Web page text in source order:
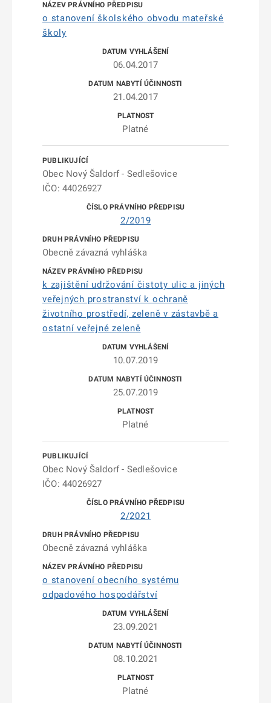
o stanovení školského obvodu mateřské
školy
06.04.2017
21.04.2017
Platné
Obec Nový Šaldorf - Sedlešovice
IČO: 44026927
2/2019
Obecně závazná vyhláška
k zajištění udržování čistoty ulic a jiných
veřejných prostranství k ochraně
životního prostředí, zeleně v zástavbě a
ostatní veřejné zeleně
10.07.2019
25.07.2019
Platné
Obec Nový Šaldorf - Sedlešovice
IČO: 44026927
2/2021
Obecně závazná vyhláška
o stanovení obecního systému
odpadového hospodářství
23.09.2021
08.10.2021
Platné